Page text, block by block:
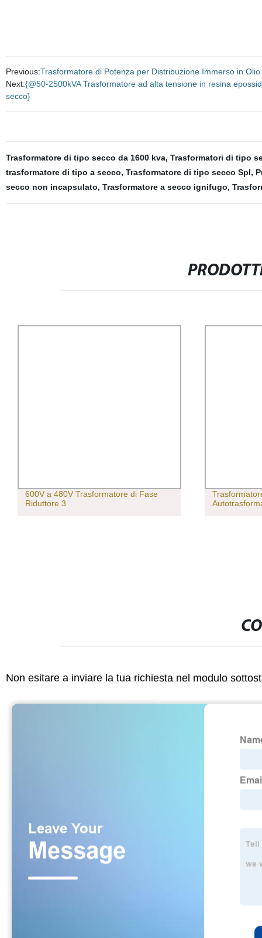
Previous:Trasformatore di Potenza per Distribuzione Immerso in
Next:{@50-2500kVA Trasformatore ad alta tensione in resina
secco}
Trasformatore di tipo secco da 1600 kva, Trasformatori di tipo
trasformatore di tipo a secco, Trasformatore di tipo secco Spl,
secco non incapsulato, Trasformatore a secco ignifugo,
600V a 480V Trasformatore di Fase
Riduttore 3
Non esitare a inviare la tua richiesta nel modulo